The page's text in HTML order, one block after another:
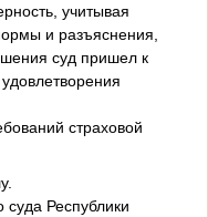
учитывая
и разъяснения,
суд пришел к
страховой
суда Республики